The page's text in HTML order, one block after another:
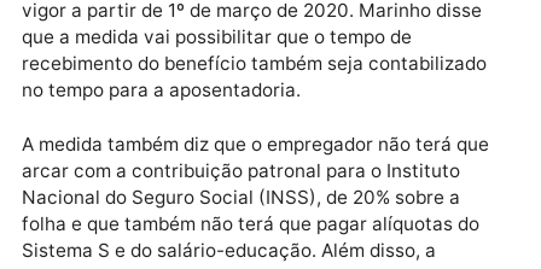
Flexibilização
O texto da MP prevê, entre outros pontos, a
flexibilização do trabalho aos sábados e domingos, e
modifica também as regras do seguro-desemprego,
determinando que quem for receber o benefício terá
que pagar uma contribuição que vai variar de 7,5% a
11%, com início da cobrança previsto para entrar em